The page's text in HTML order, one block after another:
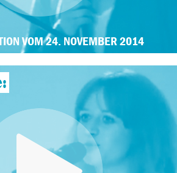
VOM 24. NOVEMBER 2014